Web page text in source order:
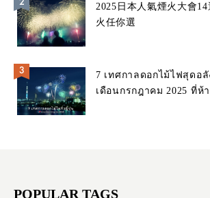
2025日本人氣煙火大會14選 從東京到
火任你選
7 เทศกาลดอกไม้ไฟสุดอ
เดือนกรกฎาคม 2025 ที่ห้
POPULAR TAGS